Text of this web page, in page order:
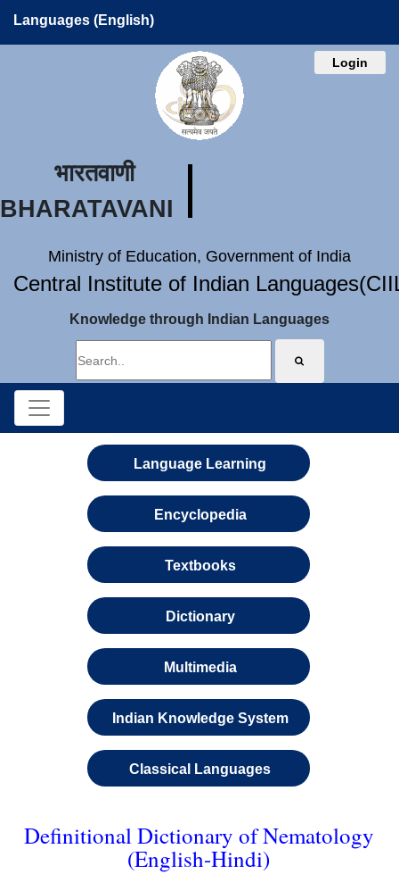
Languages (English)
Login
भारतवाणी
BHARATAVANI
Ministry of Education, Government of India
Central Institute of Indian
Knowledge through Indian Languages
Language Learning
Encyclopedia
Textbooks
Dictionary
Multimedia
Indian Knowledge System
Classical Languages
Definitional Dictionary of Nematology
(English-Hindi)